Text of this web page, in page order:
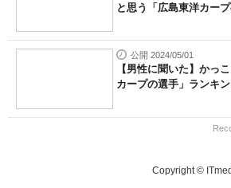
と思う「広島東洋カー
公開 2024/05/01
【男性に聞いた】かっ
カープの選手」ランキ
Copyright ©